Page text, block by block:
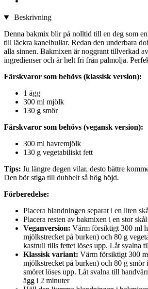
Beskrivning
Denna bakmix blir på nolltid till en deg som
till läckra kanelbullar. Redan den underbara
alla sinnen. Bakmixen är noggrant tillverkad
ingredienser och är helt fri från palmolja.
Färskvaror som behövs (klassisk version):
1 ägg
300 ml mjölk
130 g smör
Färskvaror som behövs (vegansk version):
300 ml havremjölk
130 g vegetabiliskt fett
Tips: Ju längre degen vilar, desto bättre
Den bör stiga till dubbelt så hög höjd.
Förberedelse:
Placera blandningen separat i en liten
Placera resten av bakmixen i en stor skål
Veganversion: Värm försiktigt 300 ml
mjölkstrecket på burken) och 80 g
kastrull tills fettet löses upp. Låt svalna
Klassisk variant: Värm försiktigt 300
mjölkstrecket på burken) och 80 g smör
smöret löses upp. Låt svalna till
ägg i 2 minuter